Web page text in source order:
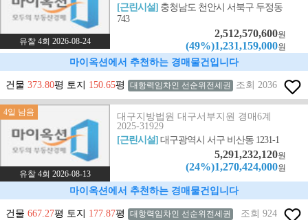
유찰 4회 2026-08-24
[근린시설] 충청남도 천안시 서북구 두정동
743
2,512,570,600원
(49%)1,231,159,000원
마이옥션에서 추천하는 경매물건입니다
건물 373.80평 토지 150.65평 대항력임차인 선순위전세권 조회 2036
4일 남음
유찰 4회 2026-08-13
대구지방법원 대구서부지원 경매6계
2025-31929
[근린시설]대구광역시 서구 비산동 1231-1
5,291,232,120원
(24%)1,270,424,000원
마이옥션에서 추천하는 경매물건입니다
건물 667.27평 토지 177.87평 대항력임차인 선순위전세권 조회 924